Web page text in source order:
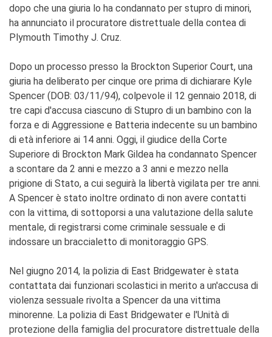
dopo che una giuria lo ha condannato per stupro di minori,
ha annunciato il procuratore distrettuale della contea di
Plymouth Timothy J. Cruz.
Dopo un processo presso la Brockton Superior Court, una
giuria ha deliberato per cinque ore prima di dichiarare Kyle
Spencer (DOB: 03/11/94), colpevole il 12 gennaio 2018, di
tre capi d'accusa ciascuno di Stupro di un bambino con la
forza e di Aggressione e Batteria indecente su un bambino
di età inferiore ai 14 anni. Oggi, il giudice della Corte
Superiore di Brockton Mark Gildea ha condannato Spencer
a scontare da 2 anni e mezzo a 3 anni e mezzo nella
prigione di Stato, a cui seguirà la libertà vigilata per tre anni.
A Spencer è stato inoltre ordinato di non avere contatti
con la vittima, di sottoporsi a una valutazione della salute
mentale, di registrarsi come criminale sessuale e di
indossare un braccialetto di monitoraggio GPS.
Nel giugno 2014, la polizia di East Bridgewater è stata
contattata dai funzionari scolastici in merito a un'accusa di
violenza sessuale rivolta a Spencer da una vittima
minorenne. La polizia di East Bridgewater e l'Unità di
protezione della famiglia del procuratore distrettuale della